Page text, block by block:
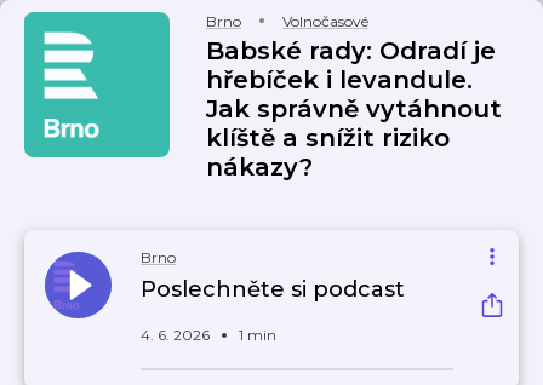
Brno Volnočasové
Babské rady: Odradí je
hřebíček i levandule.
Jak správně vytáhnout
klíště a snížit riziko
nákazy?
Brno
Poslechněte si podcast
4. 6. 2026 1 min